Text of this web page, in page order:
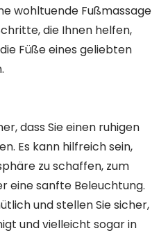
wohltuende Fußmassage
die Ihnen helfen,
Füße eines geliebten
dass Sie einen ruhigen
Es kann hilfreich sein,
zu schaffen, zum
eine sanfte Beleuchtung.
und stellen Sie sicher,
und vielleicht sogar in